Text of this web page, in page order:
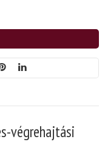
végrehajtási